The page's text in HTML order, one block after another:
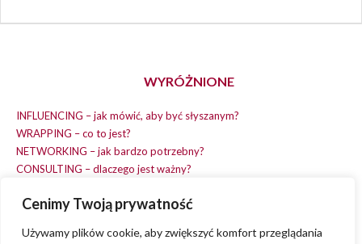
Cenimy Twoją prywatność
Używamy plików cookie, aby zwiększyć komfort przeglądania
WYRÓŻNIONE
INFLUENCING – jak mówić, aby być słyszanym?
WRAPPING – co to jest?
NETWORKING – jak bardzo potrzebny?
CONSULTING – dlaczego jest ważny?
EARNING – jak zarobić na dobrym pomyśle?